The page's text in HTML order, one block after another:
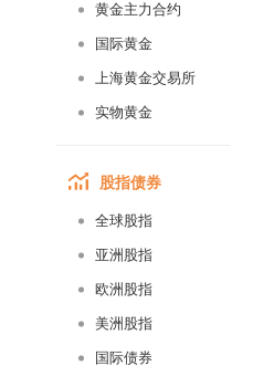
黄金主力合约
国际黄金
上海黄金交易所
实物黄金
股指债券
全球股指
亚洲股指
欧洲股指
美洲股指
国际债券